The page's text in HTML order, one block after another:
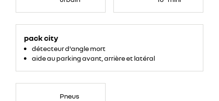
pack city
détecteur d'angle mort
aide au parking avant, arrière et latéral
Pneus